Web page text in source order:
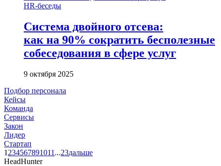
HR-беседы
Система двойного отсева:
как на 90% сократить бесполезные
собеседования в сфере услуг
9 октября 2025
Подбор персонала
Кейсы
Команда
Сервисы
Закон
Лидер
Стартап
1 234567891011 ...23дальше
HeadHunter